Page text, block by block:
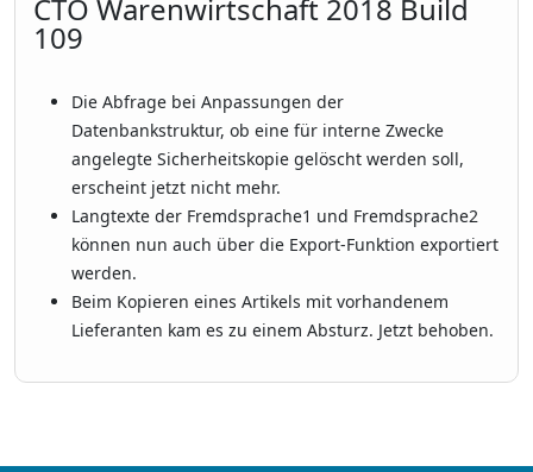
CTO Warenwirtschaft 2018 Build
109
Die Abfrage bei Anpassungen der
Datenbankstruktur, ob eine für interne Zwecke
angelegte Sicherheitskopie gelöscht werden soll,
erscheint jetzt nicht mehr.
Langtexte der Fremdsprache1 und Fremdsprache2
können nun auch über die Export-Funktion exportiert
werden.
Beim Kopieren eines Artikels mit vorhandenem
Lieferanten kam es zu einem Absturz. Jetzt behoben.